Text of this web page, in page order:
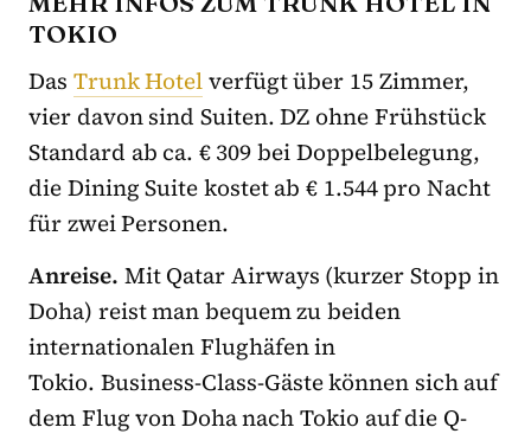
TOKIO
Das Trunk Hotelverfügt über 15 Zimmer,
vier davon sind Suiten. DZ ohne Frühstück
Standard ab ca. € 309 bei Doppelbelegung,
die Dining Suite kostet ab € 1.544 pro Nacht
für zwei Personen.
Anreise. Mit Qatar Airways (kurzer Stopp in
Doha) reist man bequem zu beiden
internationalen Flughäfen in
Tokio. Business-Class-Gäste können sich auf
dem Flug von Doha nach Tokio auf die Q-